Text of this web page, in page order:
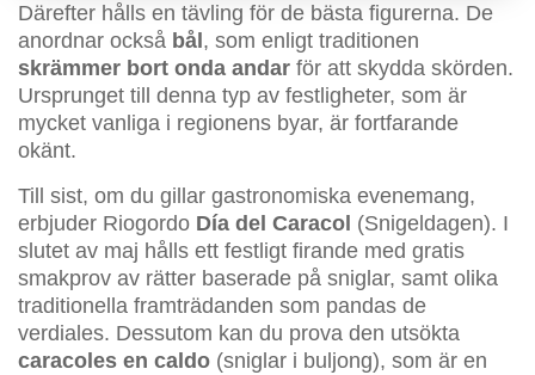
Därefter hålls en tävling för de bästa figurerna. De
anordnar också bål , som enligt traditionen
skrämmer bort onda andar för att skydda skörden.
Ursprunget till denna typ av festligheter, som är
mycket vanliga i regionens byar, är fortfarande
okänt.
Till sist, om du gillar gastronomiska evenemang,
erbjuder Riogordo Día del Caracol (Snigeldagen). I
slutet av maj hålls ett festligt firande med gratis
smakprov av rätter baserade på sniglar, samt olika
traditionella framträdanden som pandas de
verdiales. Dessutom kan du prova den utsökta
caracoles en caldo (sniglar i buljong), som är en